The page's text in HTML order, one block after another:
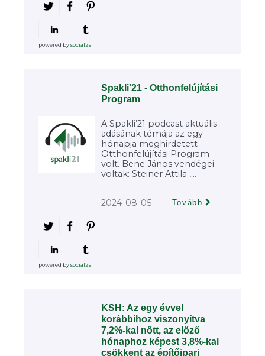
powered bysocial2s
Spakli'21 - Otthonfelújítási
Program
A Spakli’21 podcast aktuális
adásának témája az egy
hónapja meghirdetett
Otthonfelújítási Program
volt. Bene János vendégei
voltak: Steiner Attila ,...
2024-08-05 Tovább
powered bysocial2s
KSH: Az egy évvel
korábbihoz viszonyítva
7,2%-kal nőtt, az előző
hónaphoz képest 3,8%-kal
csökkent az építőipari